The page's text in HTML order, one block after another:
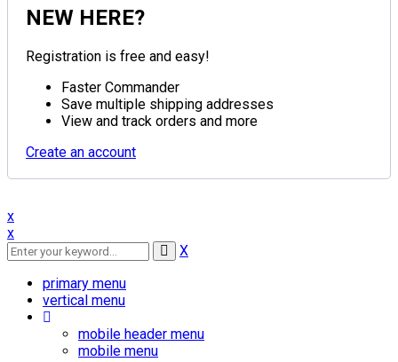
NEW HERE?
Registration is free and easy!
Faster Commander
Save multiple shipping addresses
View and track orders and more
Create an account
x
x
X
primary menu
vertical menu
mobile header menu
mobile menu